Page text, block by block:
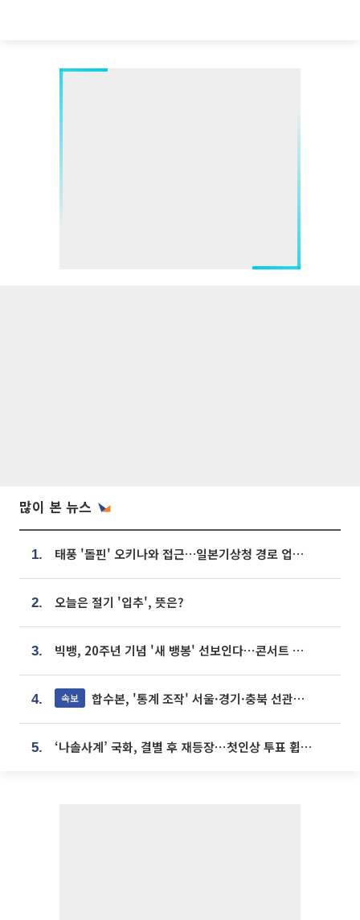
많이 본 뉴스
1. 태풍 '돌핀' 오키나와 접근…일본기상청 경로 업데이트
2. 오늘은 절기 '입추', 뜻은?
3. 빅뱅, 20주년 기념 '새 뱅봉' 선보인다⋯콘서트 앞두고 팝업 개최
4. 속보 합수본, '통계 조작' 서울·경기·충북 선관위 등 추가 압수수색
5. ‘나솔사계’ 국화, 결별 후 재등장⋯첫인상 투표 휩쓸고 ‘인기녀’ 등극